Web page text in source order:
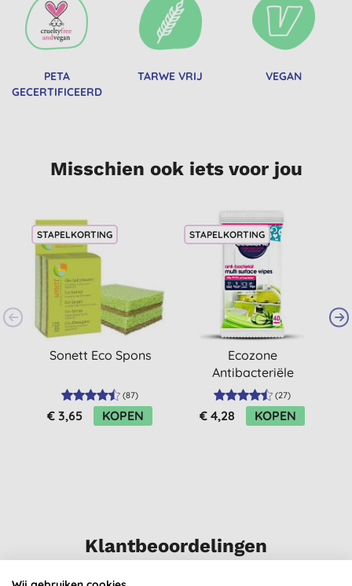
PETA
GECERTIFICEERD
TARWE VRIJ VEGAN
Misschien ook iets voor jou
STAPELKORTING
Sonett Eco Spons
(87)
€ 3,65 KOPEN
STAPELKORTING
Ecozone
Antibacteriële
doekjes (40 doekjes)
(27)
€ 4,28 KOPEN
Klantbeoordelingen